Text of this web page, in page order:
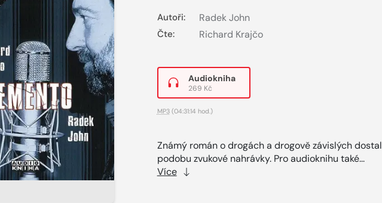
Autoři: Radek John
Čte: Richard Krajčo
Audiokniha
269 Kč
MP3(04:31:14 hod.)
Známý román o drogách a drogově závislých dostal
podobu zvukové nahrávky. Pro audioknihu také...
Více